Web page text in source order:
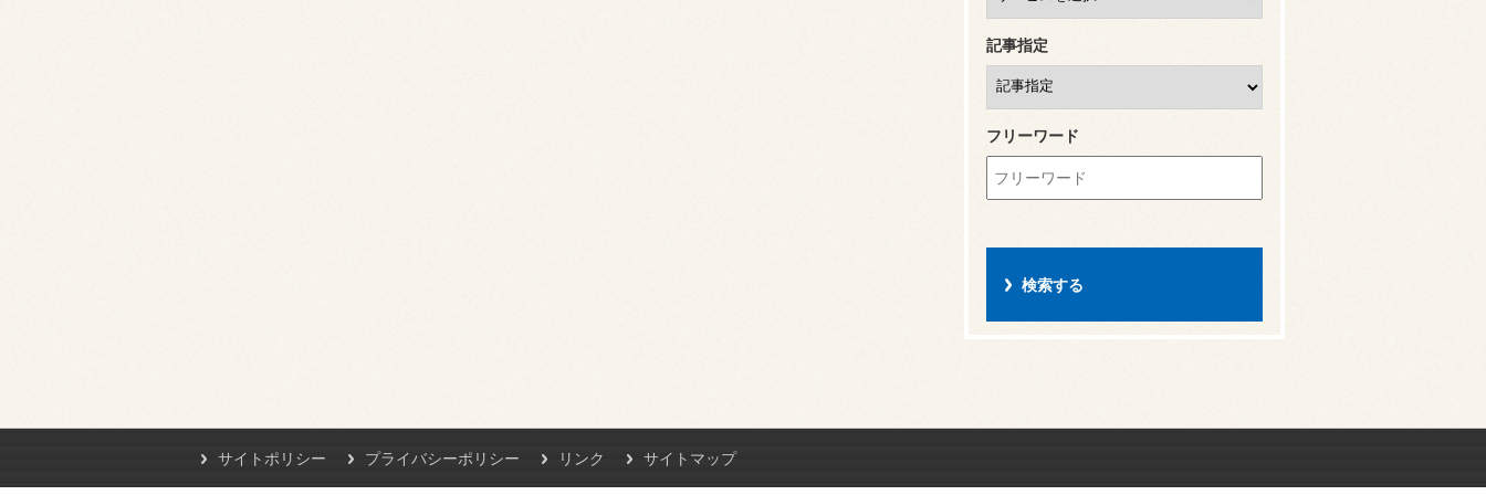
記事指定
フリーワード
サイトポリシー プライバシーポリシー リンク サイトマップ